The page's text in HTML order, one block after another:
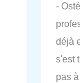
-
déjà
s'est
pas